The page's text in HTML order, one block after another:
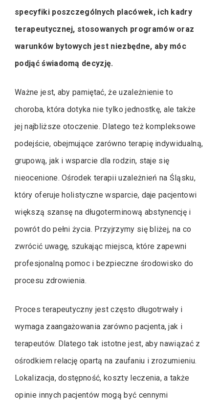
specyfiki poszczególnych placówek, ich kadry
terapeutycznej, stosowanych programów oraz
warunków bytowych jest niezbędne, aby móc
podjąć świadomą decyzję.
Ważne jest, aby pamiętać, że uzależnienie to
choroba, która dotyka nie tylko jednostkę, ale także
jej najbliższe otoczenie. Dlatego też kompleksowe
podejście, obejmujące zarówno terapię indywidualną,
grupową, jak i wsparcie dla rodzin, staje się
nieocenione. Ośrodek terapii uzależnień na Śląsku,
który oferuje holistyczne wsparcie, daje pacjentowi
większą szansę na długoterminową abstynencję i
powrót do pełni życia. Przyjrzymy się bliżej, na co
zwrócić uwagę, szukając miejsca, które zapewni
profesjonalną pomoc i bezpieczne środowisko do
procesu zdrowienia.
Proces terapeutyczny jest często długotrwały i
wymaga zaangażowania zarówno pacjenta, jak i
terapeutów. Dlatego tak istotne jest, aby nawiązać z
ośrodkiem relację opartą na zaufaniu i zrozumieniu.
Lokalizacja, dostępność, koszty leczenia, a także
opinie innych pacjentów mogą być cennymi